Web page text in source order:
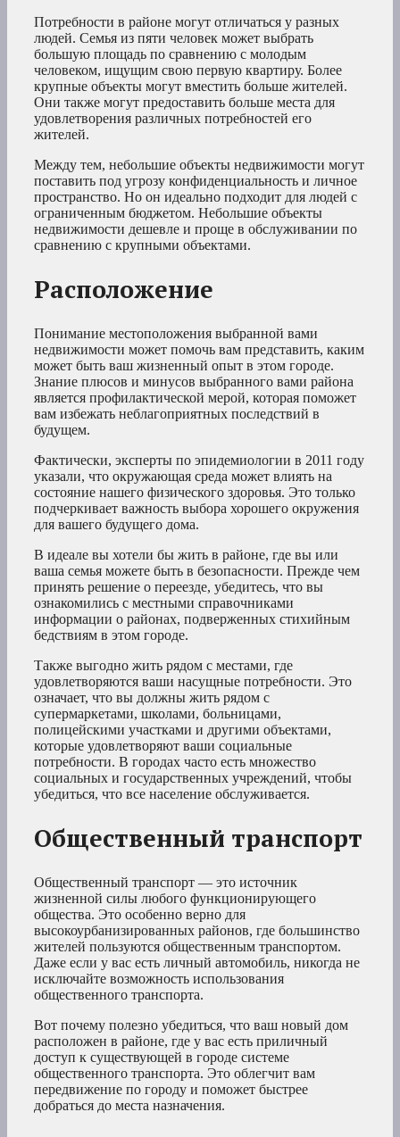
Потребности в районе могут отличаться у разных
людей. Семья из пяти человек может выбрать
большую площадь по сравнению с молодым
человеком, ищущим свою первую квартиру. Более
крупные объекты могут вместить больше жителей.
Они также могут предоставить больше места для
удовлетворения различных потребностей его
жителей.
Между тем, небольшие объекты недвижимости могут
поставить под угрозу конфиденциальность и личное
пространство. Но он идеально подходит для людей с
ограниченным бюджетом. Небольшие объекты
недвижимости дешевле и проще в обслуживании по
сравнению с крупными объектами.
Расположение
Понимание местоположения выбранной вами
недвижимости может помочь вам представить, каким
может быть ваш жизненный опыт в этом городе.
Знание плюсов и минусов выбранного вами района
является профилактической мерой, которая поможет
вам избежать неблагоприятных последствий в
будущем.
Фактически, эксперты по эпидемиологии в 2011 году
указали, что окружающая среда может влиять на
состояние нашего физического здоровья. Это только
подчеркивает важность выбора хорошего окружения
для вашего будущего дома.
В идеале вы хотели бы жить в районе, где вы или
ваша семья можете быть в безопасности. Прежде чем
принять решение о переезде, убедитесь, что вы
ознакомились с местными справочниками
информации о районах, подверженных стихийным
бедствиям в этом городе.
Также выгодно жить рядом с местами, где
удовлетворяются ваши насущные потребности. Это
означает, что вы должны жить рядом с
супермаркетами, школами, больницами,
полицейскими участками и другими объектами,
которые удовлетворяют ваши социальные
потребности. В городах часто есть множество
социальных и государственных учреждений, чтобы
убедиться, что все население обслуживается.
Общественный транспорт
Общественный транспорт — это источник
жизненной силы любого функционирующего
общества. Это особенно верно для
высокоурбанизированных районов, где большинство
жителей пользуются общественным транспортом.
Даже если у вас есть личный автомобиль, никогда не
исключайте возможность использования
общественного транспорта.
Вот почему полезно убедиться, что ваш новый дом
расположен в районе, где у вас есть приличный
доступ к существующей в городе системе
общественного транспорта. Это облегчит вам
передвижение по городу и поможет быстрее
добраться до места назначения.